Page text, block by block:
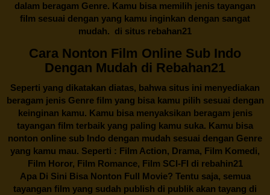
dalam beragam Genre. Kamu bisa memilih jenis tayangan
film sesuai dengan yang kamu inginkan dengan sangat
mudah. di situs rebahan21
Cara Nonton Film Online Sub Indo
Dengan Mudah di Rebahan21
Seperti yang dikatakan diatas, bahwa situs ini menyediakan
beragam jenis Genre film yang bisa kamu pilih sesuai dengan
keinginan kamu. Kamu bisa menyaksikan beragam jenis
tayangan film terbaik yang paling kamu suka. Kamu bisa
nonton online sub Indo dengan mudah sesuai dengan Genre
yang kamu mau. Seperti : Film Action, Drama, Film Komedi,
Film Horor, Film Romance, Film SCI-FI di rebahin21
Apa Di Sini Bisa Nonton Full Movie? Tentu saja, semua
tayangan film yang sudah publish di publik akan tayang di